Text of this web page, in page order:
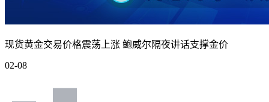
现货黄金交易价格震荡上涨 鲍威尔隔夜讲话支撑金价
02-08